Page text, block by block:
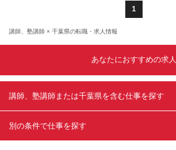
1
講師、塾講師 × 千葉県の転職・求人情報
あなたにおすすめの求人
講師、塾講師または千葉県を含む仕事を探す
別の条件で仕事を探す